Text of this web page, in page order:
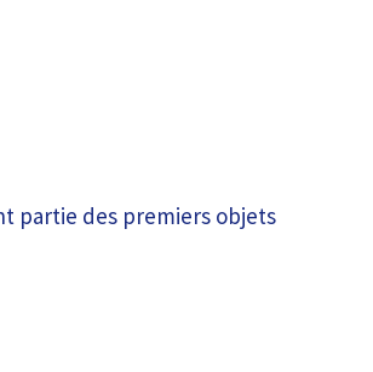
partie des premiers objets